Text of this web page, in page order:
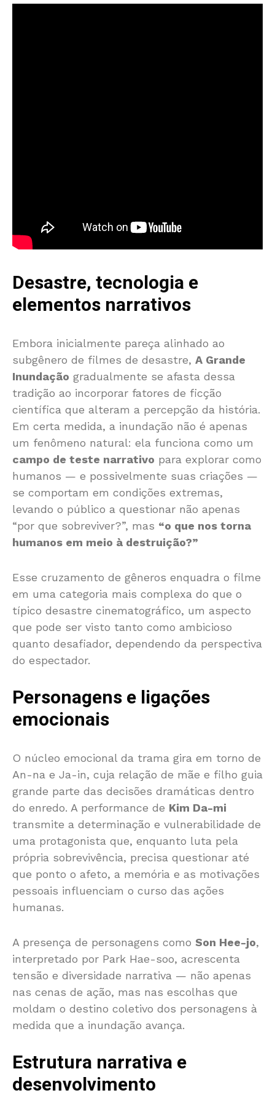
Desastre, tecnologia e
elementos narrativos
Embora inicialmente pareça alinhado ao
subgênero de filmes de desastre, A Grande
Inundação gradualmente se afasta dessa
tradição ao incorporar fatores de ficção
científica que alteram a percepção da história.
Em certa medida, a inundação não é apenas
um fenômeno natural: ela funciona como um
campo de teste narrativo para explorar como
humanos — e possivelmente suas criações —
se comportam em condições extremas,
levando o público a questionar não apenas
“por que sobreviver?”, mas “o que nos torna
humanos em meio à destruição?”
Esse cruzamento de gêneros enquadra o filme
em uma categoria mais complexa do que o
típico desastre cinematográfico, um aspecto
que pode ser visto tanto como ambicioso
quanto desafiador, dependendo da perspectiva
do espectador.
Personagens e ligações
emocionais
O núcleo emocional da trama gira em torno de
An-na e Ja-in, cuja relação de mãe e filho guia
grande parte das decisões dramáticas dentro
do enredo. A performance de Kim Da-mi
transmite a determinação e vulnerabilidade de
uma protagonista que, enquanto luta pela
própria sobrevivência, precisa questionar até
que ponto o afeto, a memória e as motivações
pessoais influenciam o curso das ações
humanas.
A presença de personagens como Son Hee-jo,
interpretado por Park Hae-soo, acrescenta
tensão e diversidade narrativa — não apenas
nas cenas de ação, mas nas escolhas que
moldam o destino coletivo dos personagens à
medida que a inundação avança.
Estrutura narrativa e
desenvolvimento